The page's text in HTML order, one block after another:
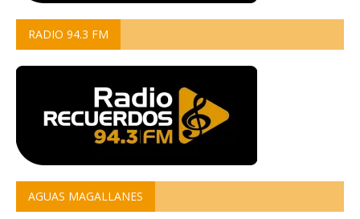
RADIO 94.3 FM
AGUAS MAGALLANES